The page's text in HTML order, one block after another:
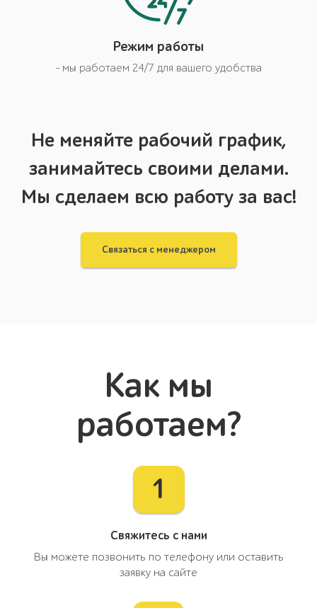
Режим работы
- мы работаем 24/7 для вашего удобства
Не меняйте рабочий график,
занимайтесь своими делами.
Мы сделаем всю работу за вас!
Связаться с менеджером
Как мы
работаем?
1
Свяжитесь с нами
Вы можете позвонить по телефону или оставить
заявку на сайте